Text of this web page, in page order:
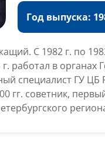
Год выпуска:
С 1982 г. по
работал в органах
специалист ГУ ЦБ
гг. советник,